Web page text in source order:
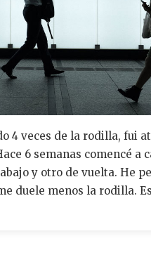
4 veces de la rodilla, fui
6 semanas comencé a
y otro de vuelta. He
duele menos la rodilla.